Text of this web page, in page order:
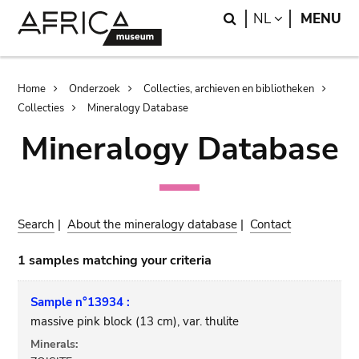
Search
NL LANGUAGE
MENU
Breadcrumb
Home Onderzoek
Collecties, archieven en bibliotheken
Collecties
Mineralogy Database
Mineralogy Database
Search |About the mineralogy database | Contact
1 samples matching your criteria
Sample n°13934 :
massive pink block (13 cm), var. thulite
Minerals: